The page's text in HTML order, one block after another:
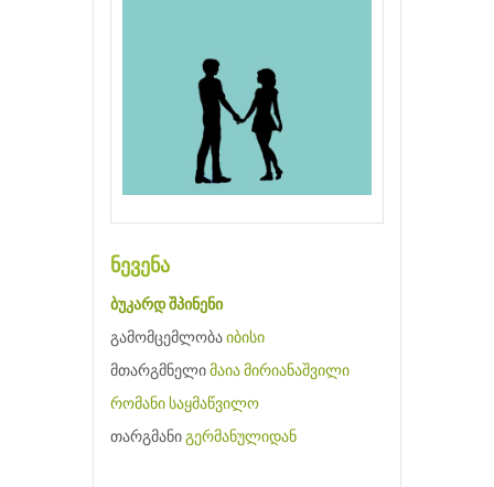
ნევენა
ბუკარდ შპინენი
გამომცემლობა იბისი
მთარგმნელი მაია მირიანაშვილი
რომანი საყმაწვილო
თარგმანი გერმანულიდან